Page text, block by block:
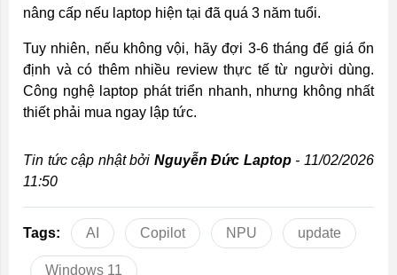
nâng cấp nếu laptop hiện tại đã quá 3 năm tuổi.
Tuy nhiên, nếu không vội, hãy đợi 3-6 tháng để giá ổn
định và có thêm nhiều review thực tế từ người dùng.
Công nghệ laptop phát triển nhanh, nhưng không nhất
thiết phải mua ngay lập tức.
Tin tức cập nhật bởi Nguyễn Đức Laptop- 11/02/2026
11:50
Tags: AI Copilot NPU update
Windows 11